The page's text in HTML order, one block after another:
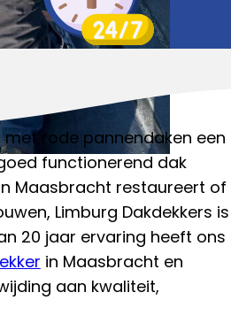
rode pannendaken een
functionerend dak
Maasbracht restaureert of
Limburg Dakdekkers is
20 jaar ervaring heeft ons
in Maasbracht en
aan kwaliteit,